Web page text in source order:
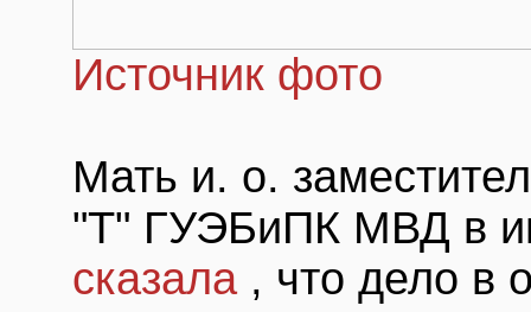
Источник фото
Мать и. о.
"Т" ГУЭБиПК МВД в
сказала , что дело в